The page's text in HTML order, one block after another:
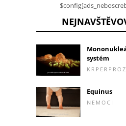
systém
Equinus
NEMOCI